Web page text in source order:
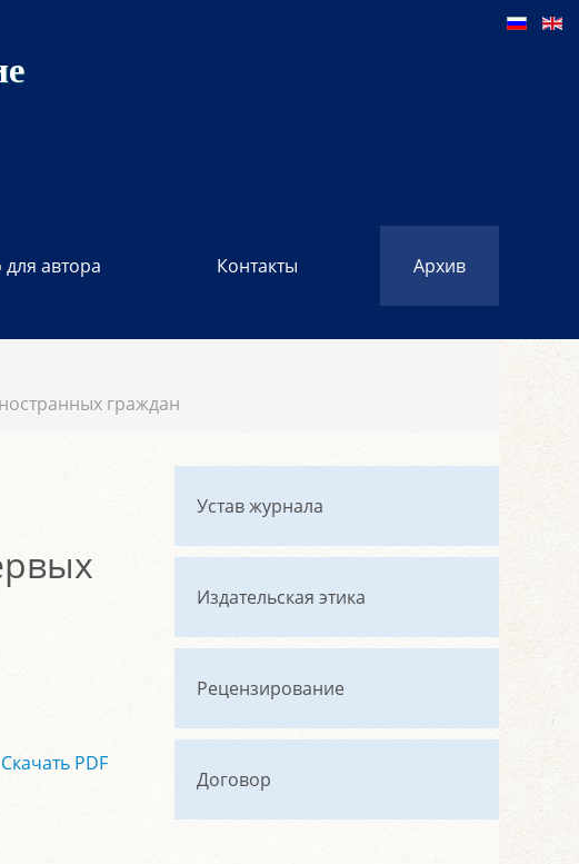
для автора Контакты Архив
граждан
Скачать PDF
Устав журнала
Издательская этика
Рецензирование
Договор